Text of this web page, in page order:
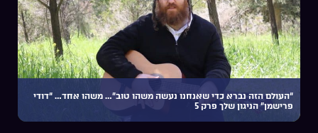
“העולם הזה נברא כדי שאנחנו נעשה משהו טוב”… משהו אחד… “דודי
פרישמן” הניגון שלך פרק 5